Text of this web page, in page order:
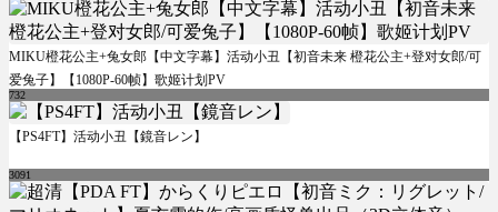
MIKU橙花公主+兔女郎【中文字幕】活动小丑【初音未来 橙花公主+登对女郎/可
爱兔子】【1080P-60帧】歌姬计划PV
732
【PS4FT】活动小丑【鏡音レン】
3091